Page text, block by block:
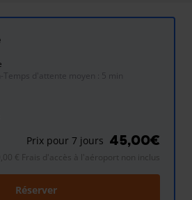
Temps d'attente moyen : 5 min
Prix pour 7 jours 45,00€
€ Frais d'accès à l'aéroport non inclus
Réserver